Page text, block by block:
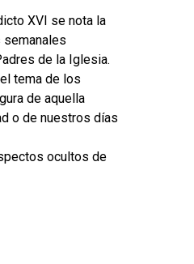
XVI se nota la
semanales
de la Iglesia.
tema de los
de aquella
o de nuestros días
ocultos de